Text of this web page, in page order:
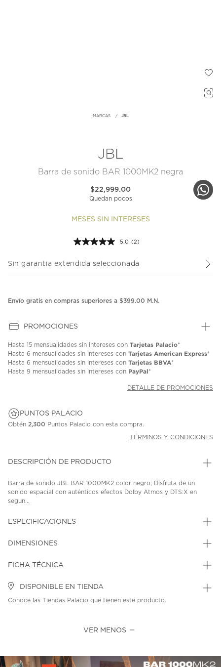
MARCAS JBL
JBL
Barra de sonido BAR 1000MK2 negra
$22,999.00
Quedan pocos
MESES SIN INTERESES
5.0
Lea
reseñas.
página.
(2)
Sin garantia extendida seleccionada
Envío gratis en compras superiores a $399.00 M.N.
PROMOCIONES
Hasta 15 mensualidades sin intereses con Tarjetas Palacio*
Hasta 6 mensualidades sin intereses con Tarjetas American Express*
Hasta 6 mensualidades sin intereses con Tarjetas BBVA*
Hasta 9 mensualidades sin intereses con PayPal*
DETALLE DE PROMOCIONES
PUNTOS PALACIO
Obtén 2,300 Puntos Palacio con esta compra.
TÉRMINOS Y CONDICIONES
DESCRIPCIÓN DE PRODUCTO
Barra de sonido JBL BAR 1000MK2 color negro; Disfruta de un
sonido espacial con auténticos efectos Dolby Atmos y DTS:X en
segun...
ESPECIFICACIONES
DIMENSIONES
FICHA TÉCNICA
DISPONIBLE EN TIENDA
Conoce las Tiendas Palacio que tienen este producto.
VER MENOS